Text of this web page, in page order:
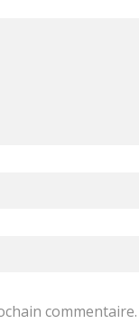
commentaire.